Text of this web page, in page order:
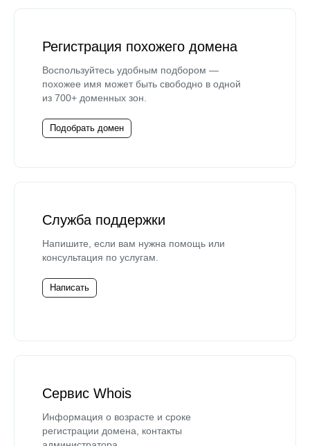
Регистрация похожего домена
Воспользуйтесь удобным подбором —
похожее имя может быть свободно в одной
из 700+ доменных зон.
Подобрать домен
Служба поддержки
Напишите, если вам нужна помощь или
консультация по услугам.
Написать
Сервис Whois
Информация о возрасте и сроке
регистрации домена, контакты